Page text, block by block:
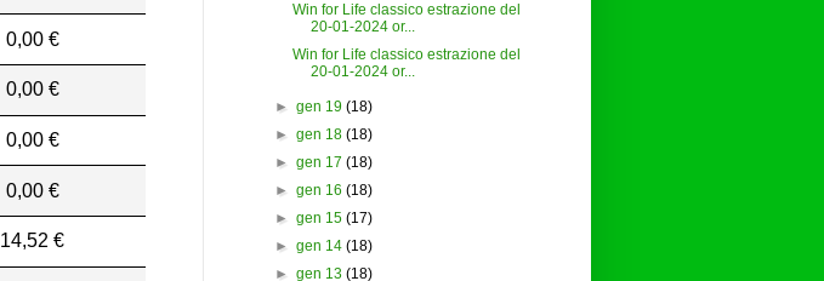
0,00 €
0,00 €
0,00 €
0,00 €
14,52 €
Win for Life classico estrazione del
20-01-2024 or...
Win for Life classico estrazione del
20-01-2024 or...
► gen 19 (18)
► gen 18 (18)
► gen 17 (18)
► gen 16 (18)
► gen 15 (17)
► gen 14 (18)
► gen 13 (18)